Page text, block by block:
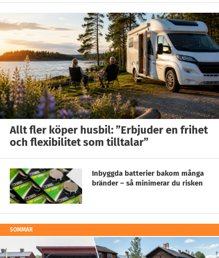
Allt fler köper husbil: ”Erbjuder en frihet
och flexibilitet som tilltalar”
Inbyggda batterier bakom många
bränder – så minimerar du risken
SOMMAR